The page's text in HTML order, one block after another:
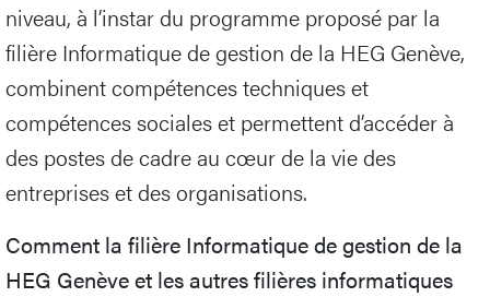
niveau, à l’instar du programme proposé par la
filière Informatique de gestion de la HEG Genève,
combinent compétences techniques et
compétences sociales et permettent d’accéder à
des postes de cadre au cœur de la vie des
entreprises et des organisations.
Comment la filière Informatique de gestion de la
HEG Genève et les autres filières informatiques